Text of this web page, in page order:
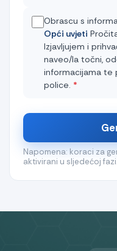
Obrascu s
Opći uvjeti
Izjavljujem i
naveo/la točni,
informacijama te
police. *
Napomena: koraci za
aktivirani u sljedećoj fazi.